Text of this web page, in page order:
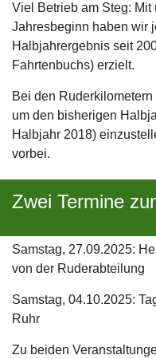
Viel Betrieb am Steg:
Jahresbeginn haben wir
Halbjahrergebnis seit
Fahrtenbuchs) erzielt.
Bei den
um den bisherigen
Halbjahr 2018)
vorbei.
Zwei Termine
Samstag, 27.09.2025:
von der Ruderabteilung
Samstag, 04.10.2025:
Ruhr
Zu beiden